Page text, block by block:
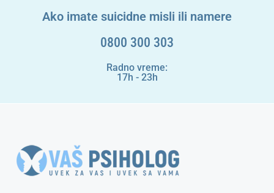
Ako imate suicidne misli ili namere
0800 300 303
Radno vreme:
17h - 23h